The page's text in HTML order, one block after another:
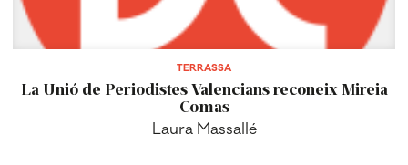
TERRASSA
La Unió de Periodistes Valencians reconeix Mireia
Comas
Laura Massallé